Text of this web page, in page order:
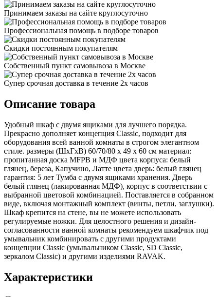
Принимаем заказы на сайте круглосуточно
Профессиональная помощь в подборе товаров
Скидки постоянным покупателям
Собственный пункт самовывоза в Москве
Супер срочная доставка в течение 2х часов
Описание товара
Удобный шкаф с двумя ящиками для лучшего порядка.
Прекрасно дополняет концепция Classic, подходит для
оборудования всей ванной комнаты в строгом элегантном
стиле. размеры (ШхГхВ) 60/70/80 х 49 х 60 см материал:
пропитанная доска MFPB и МДФ цвета корпуса: белый
глянец, береза, Капучино, Латте цвета дверь: белый глянец
гарантия: 5 лет Тумба с двумя ящиками хранения. Дверь
белый глянец (лакированная МДФ), корпус в соответствии с
выбранной цветовой комбинацией. Поставляется в собранном
виде, включая монтажный комплект (винты, петли, заглушки).
Шкаф крепится на стене, вы не можете использовать
регулируемые ножки. Для целостного решения и дизайн-
согласованности ванной комнаты рекомендуем шкафчик под
умывальник комбинировать с другими продуктами
концепции Classic (умывальником Classic, SD Classic,
зеркалом Classic) и другими изделиями RAVAK.
Характеристики